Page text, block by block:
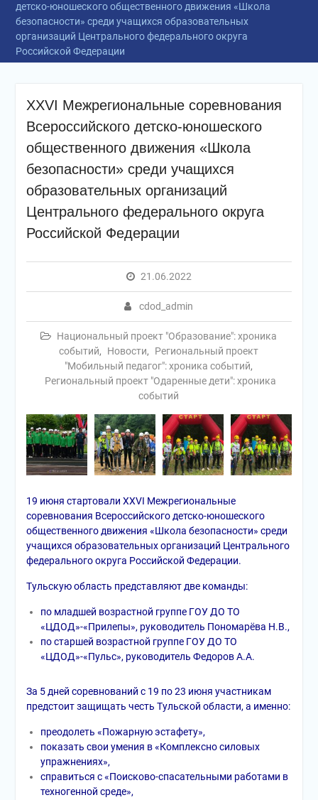
детско-юношеского общественного движения «Школа
безопасности» среди учащихся образовательных
организаций Центрального федерального округа
Российской Федерации
XХVI Межрегиональные соревнования
Всероссийского детско-юношеского
общественного движения «Школа
безопасности» среди учащихся
образовательных организаций
Центрального федерального округа
Российской Федерации
21.06.2022
cdod_admin
Национальный проект "Образование": хроника
событий, Новости,
Региональный проект
"Мобильный педагог": хроника событий,
Региональный проект "Одаренные дети": хроника
событий
19 июня стартовали XХVI Межрегиональные
соревнования Всероссийского детско-юношеского
общественного движения «Школа безопасности» среди
учащихся образовательных организаций Центрального
федерального округа Российской Федерации.
Тульскую область представляют две команды:
по младшей возрастной группе ГОУ ДО ТО
«ЦДОД»-«Прилепы», руководитель Пономарёва Н.В.,
по старшей возрастной группе ГОУ ДО ТО
«ЦДОД»-«Пульс», руководитель Федоров А.А.
За 5 дней соревнований с 19 по 23 июня участникам
предстоит защищать честь Тульской области, а именно:
преодолеть «Пожарную эстафету»,
показать свои умения в «Комплексно силовых
упражнениях»,
справиться с «Поисково-спасательными работами в
техногенной среде»,